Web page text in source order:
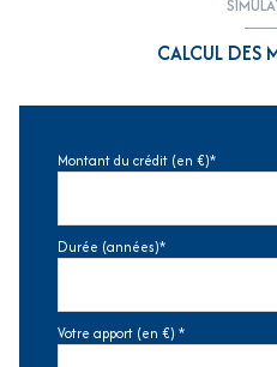
CALCUL DES
Montant du crédit (en €)*
Durée (années)*
Votre apport (en €) *